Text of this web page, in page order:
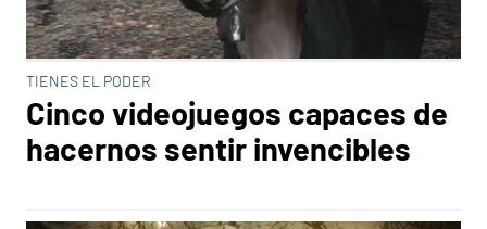
TIENES EL PODER
Cinco videojuegos capaces de
hacernos sentir invencibles